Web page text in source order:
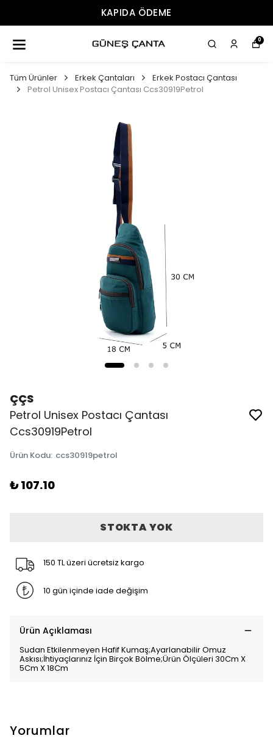
KAPIDA ÖDEME
0
Tüm Ürünler Erkek Çantaları
Erkek Postacı Çantası
Petrol Unisex Postacı Çantası Ccs30919Petrol
ÇÇS
Petrol Unisex Postacı Çantası
Ccs30919Petrol
Ürün Kodu: ccs30919petrol
₺ 107.10
STOKTA YOK
150 TL üzeri ücretsiz kargo
10 gün içinde iade değişim
Ürün Açıklaması
Sudan Etkilenmeyen Hafif Kumaş;Ayarlanabilir Omuz
Askısı;İhtiyaçlarınız İçin Birçok Bölme;Ürün Ölçüleri 30Cm X
5Cm X 18Cm
Yorumlar